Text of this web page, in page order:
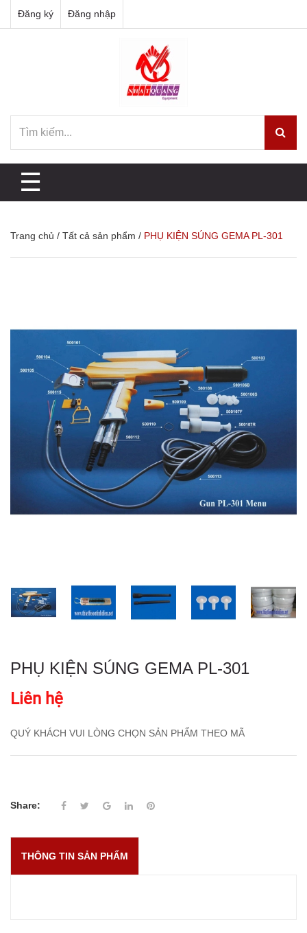
Đăng ký Đăng nhập
☰
Trang chủ / Tất cả sản phẩm / PHỤ KIỆN SÚNG GEMA PL-301
PHỤ KIỆN SÚNG GEMA PL-301
Liên hệ
QUÝ KHÁCH VUI LÒNG CHỌN SẢN PHẨM THEO MÃ
Share:
THÔNG TIN SẢN PHẨM